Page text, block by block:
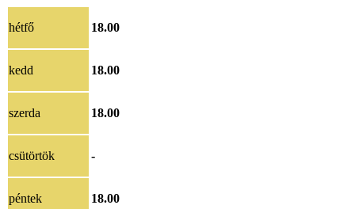
hétfő 18.00
kedd 18.00
szerda 18.00
csütörtök -
péntek 18.00